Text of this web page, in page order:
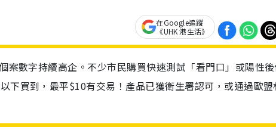
在Google追蹤
《UHK 港生活》
數字持續高企。不少市民購買快速測試「看門口」或陽性
下買到，最平$10有交易！產品已獲衛生署認可，或通過歐盟